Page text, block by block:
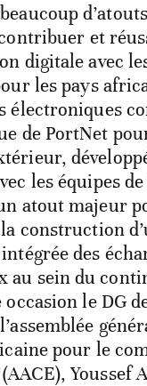
et
digitale avec
les pays
électroniques
de PortNet
les équipes de
atout majeur
construction
des
au sein du
le DG
pour le
Youssef